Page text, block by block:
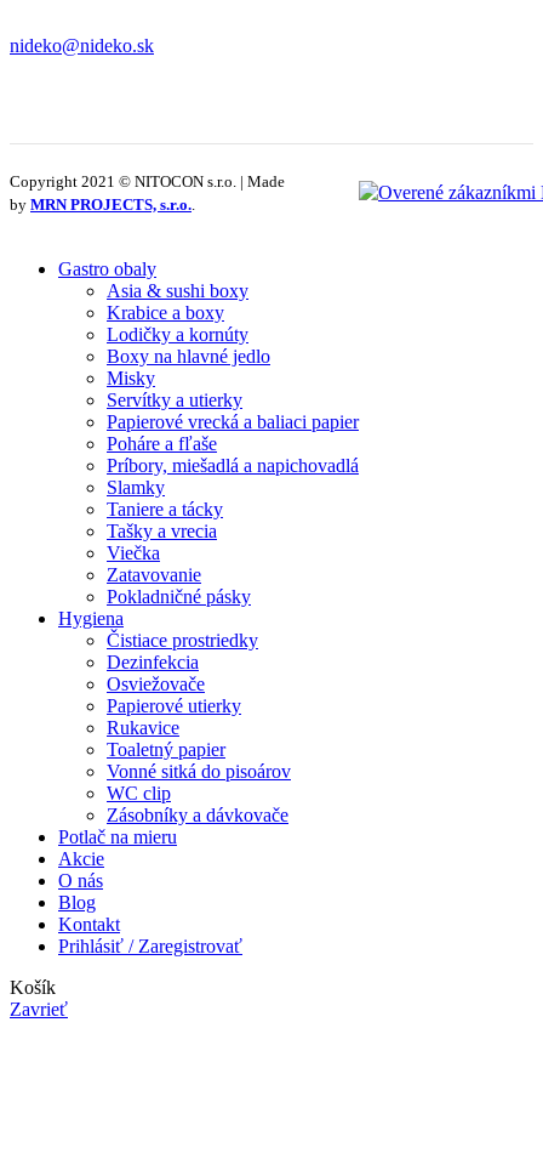
nideko@nideko.sk
Copyright 2021 © NITOCON s.r.o. | Made
by MRN PROJECTS, s.r.o..
Gastro obaly
Asia & sushi boxy
Krabice a boxy
Lodičky a kornúty
Boxy na hlavné jedlo
Misky
Servítky a utierky
Papierové vrecká a baliaci papier
Poháre a fľaše
Príbory, miešadlá a napichovadlá
Slamky
Taniere a tácky
Tašky a vrecia
Viečka
Zatavovanie
Pokladničné pásky
Hygiena
Čistiace prostriedky
Dezinfekcia
Osviežovače
Papierové utierky
Rukavice
Toaletný papier
Vonné sitká do pisoárov
WC clip
Zásobníky a dávkovače
Potlač na mieru
Akcie
O nás
Blog
Kontakt
Prihlásiť / Zaregistrovať
Košík
Zavrieť